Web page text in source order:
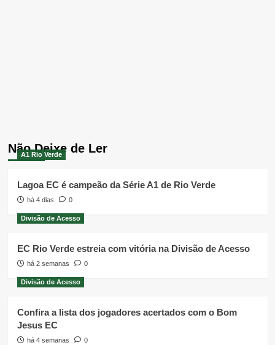
Não Deixe de Ler
A1 Rio Verde
Lagoa EC é campeão da Série A1 de Rio Verde
há 4 dias 0
Divisão de Acesso
EC Rio Verde estreia com vitória na Divisão de Acesso
há 2 semanas 0
Divisão de Acesso
Confira a lista dos jogadores acertados com o Bom
Jesus EC
há 4 semanas 0